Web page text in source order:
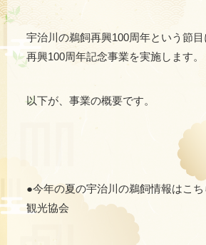
宇治川の鵜飼再興100周年という節
再興100周年記念事業を実施します。
以下が、事業の概要です。
●今年の夏の宇治川の鵜飼情報はこ
観光協会